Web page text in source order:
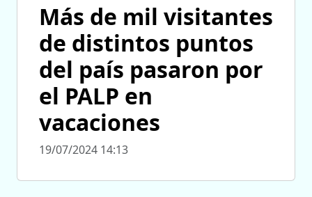
Más de mil visitantes
de distintos puntos
del país pasaron por
el PALP en
vacaciones
19/07/2024 14:13